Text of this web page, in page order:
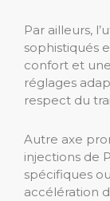
Par ailleurs,
sophistiqués
confort et
réglages
respect du
Autre axe
injections de
spécifiques
accélération